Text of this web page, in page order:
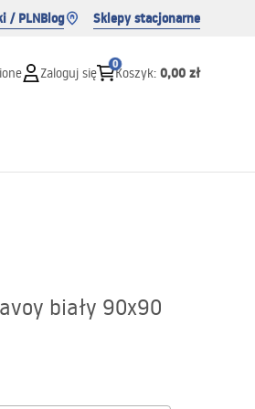
/ PLNBlog Sklepy stacjonarne
Zaloguj się
0
Koszyk: 0,00 zł
biały 90x90